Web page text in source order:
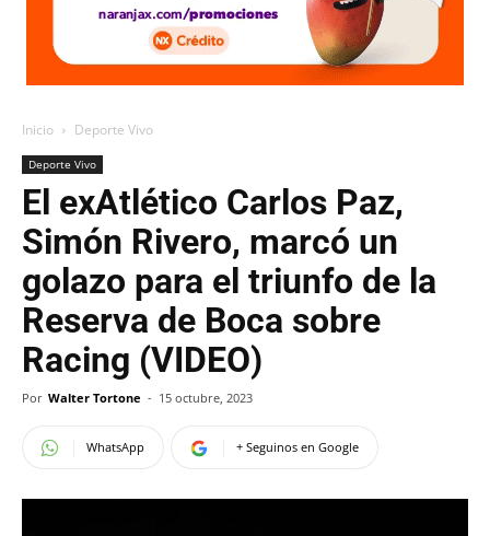
Inicio Deporte Vivo
Deporte Vivo
El exAtlético Carlos Paz,
Simón Rivero, marcó un
golazo para el triunfo de la
Reserva de Boca sobre
Racing (VIDEO)
Por Walter Tortone - 15 octubre, 2023
WhatsApp + Seguinos en Google